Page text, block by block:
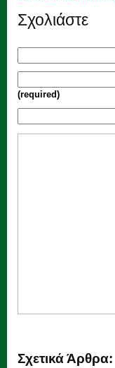
Σχολιάστε
(required)
Σχετικά Άρθρα: